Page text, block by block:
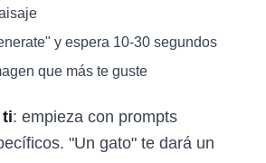
y espera 10-30 segundos
que más te guste
ti: empieza con prompts
"Un gato" te dará un